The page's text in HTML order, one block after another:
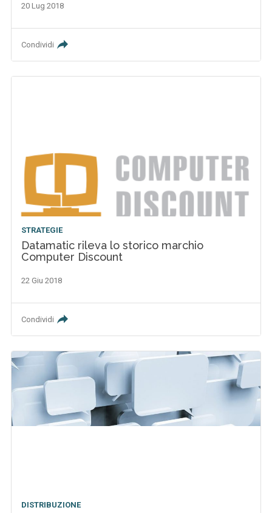
20 Lug 2018
Condividi
STRATEGIE
Datamatic rileva lo storico marchio
Computer Discount
22 Giu 2018
Condividi
DISTRIBUZIONE